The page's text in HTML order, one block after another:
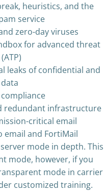
heuristics, and the
service
zero-day viruses
for advanced threat
leaks of confidential and
redundant infrastructure
critical email
email and FortiMail
mode in depth. This
mode, however, if you
mode in carrier
customized training.